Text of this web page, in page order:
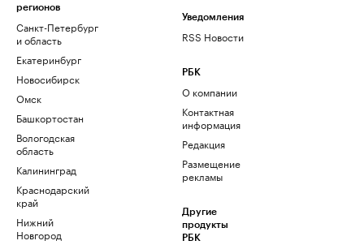
регионов
Санкт-Петербург
и область
Екатеринбург
Новосибирск
Омск
Башкортостан
Вологодская
область
Калининград
Краснодарский
край
Нижний
Новгород
Уведомления
RSS Новости
РБК
О компании
Контактная
информация
Редакция
Размещение
рекламы
Другие
продукты
РБК